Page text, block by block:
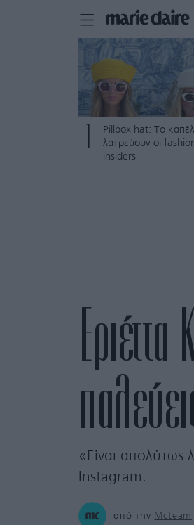
Pillbox hat: Το
λατρεύουν οι
insiders
«Είναι απολύτως
Instagram.
από την Mcteam